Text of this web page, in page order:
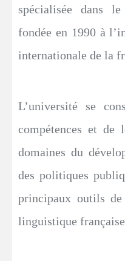
spécialisée dans
fondée en 1990 à
internationale de la
L’université se
compétences et de
domaines du
des politiques
principaux outils
linguistique